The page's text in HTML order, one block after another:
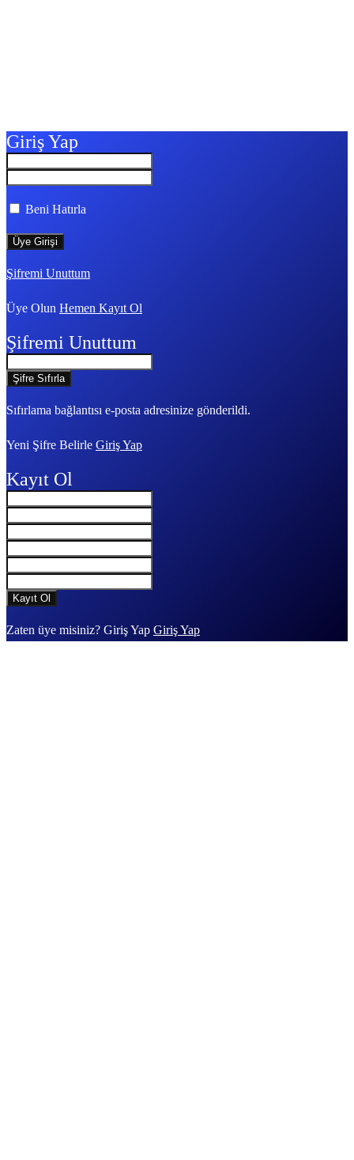
Giriş Yap
Beni Hatırla
Şifremi Unuttum
Üye Olun Hemen Kayıt Ol
Şifremi Unuttum
Sıfırlama bağlantısı e-posta adresinize gönderildi.
Yeni Şifre Belirle Giriş Yap
Kayıt Ol
Zaten üye misiniz? Giriş Yap Giriş Yap